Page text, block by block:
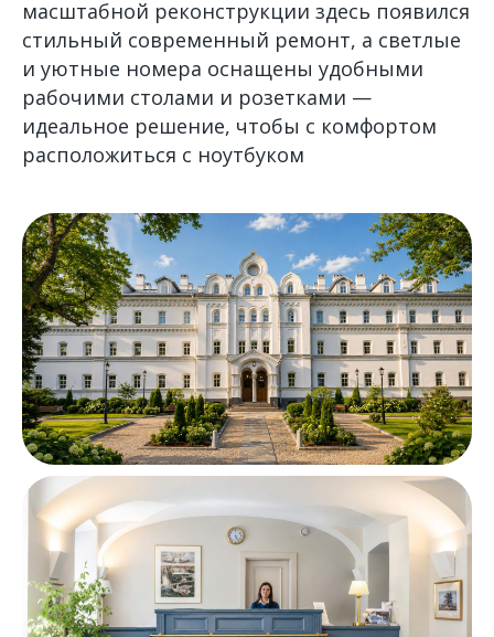
масштабной реконструкции здесь появился
стильный современный ремонт, а светлые
и уютные номера оснащены удобными
рабочими столами и розетками —
идеальное решение, чтобы с комфортом
расположиться с ноутбуком